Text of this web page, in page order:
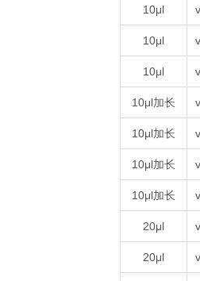
10μl
10μl
10μl
10μl加长
10μl加长
10μl加长
10μl加长
20μl
20μl